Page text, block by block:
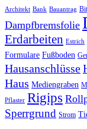
Architekt Bank Bauantrag
Dampfbremsfolie
Erdarbeiten Estrich
Formulare Fußboden
Hausanschlüsse
Haus Mediengraben
Pflaster Rigips
Sperrgrund Strom